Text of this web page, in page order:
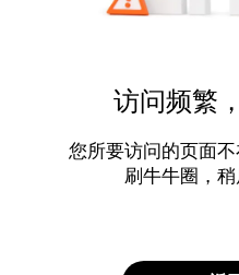
访问频繁
您所要访问的页面
刷牛牛圈，